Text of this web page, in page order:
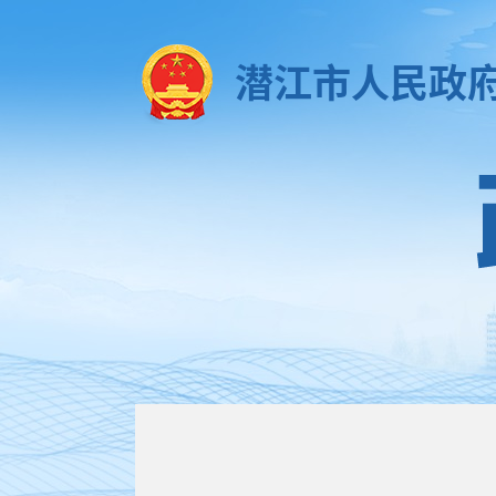
潜江市人民政